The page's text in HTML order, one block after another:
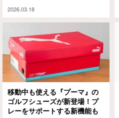
すべてがちょうどいい」
2026.03.18
移動中も使える『プーマ』の
ゴルフシューズが新登場！プ
レーをサポートする新機能も